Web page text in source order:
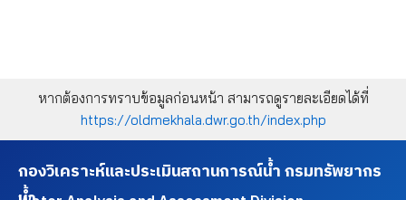
หากต้องการทราบข้อมูลก่อนหน้า สามารถดูรายละเอียดได้ที่
https://oldmekhala.dwr.go.th/index.php
กองวิเคราะห์และประเมินสถานการณ์น้ำ กรมทรัพยากร